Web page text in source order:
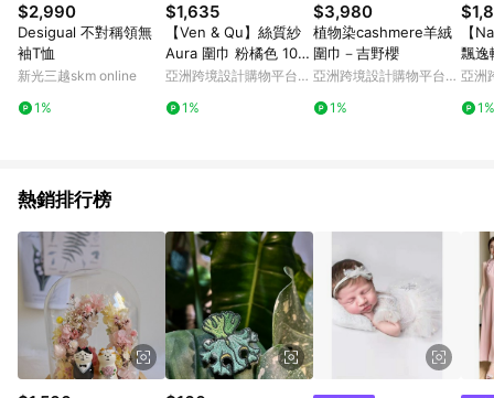
$2,990
Desigual 不對稱領無
袖T恤
新光三越skm online
1%
$1,635
【Ven & Qu】絲質紗
Aura 圍巾 粉橘色 10×
115 公分
亞洲跨境設計購物平台
1%
$3,980
植物染cashmere羊絨
圍巾－吉野櫻
亞洲跨境設計購物平台
1%
【
飄逸
上衣
亞洲
1%
熱銷排行榜